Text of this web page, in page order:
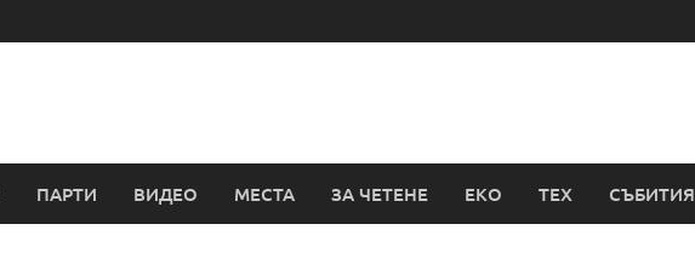
ПАРТИ ВИДЕО МЕСТА ЗА ЧЕТЕНЕ ЕКО ТЕХ СЪБИТИЯ